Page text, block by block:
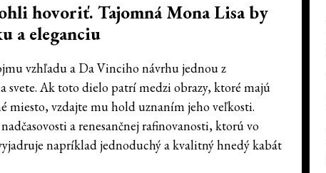
hovoriť. Tajomná Mona Lisa by
a eleganciu
vzhľadu a Da Vinciho návrhu jednou z
svete. Ak toto dielo patrí medzi obrazy, ktoré majú
miesto, vzdajte mu hold uznaním jeho veľkosti.
a renesančnej rafinovanosti, ktorú vo
napríklad jednoduchý a kvalitný hnedý kabát